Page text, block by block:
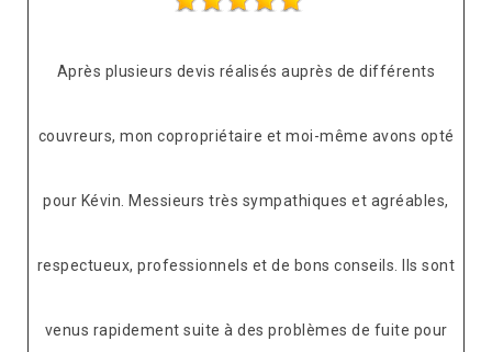
Après plusieurs devis réalisés auprès de différents
couvreurs, mon copropriétaire et moi-même avons opté
pour Kévin. Messieurs très sympathiques et agréables,
respectueux, professionnels et de bons conseils. Ils sont
venus rapidement suite à des problèmes de fuite pour